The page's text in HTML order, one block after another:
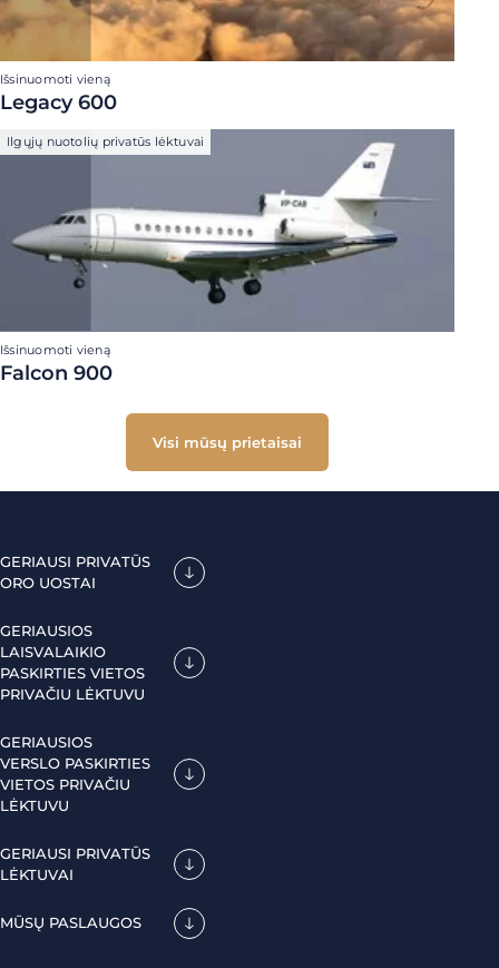
Išsinuomoti vieną
Legacy 600
Ilgųjų nuotolių privatūs lėktuvai
Išsinuomoti vieną
Falcon 900
Visi mūsų prietaisai
GERIAUSI PRIVATŪS
ORO UOSTAI
GERIAUSIOS
LAISVALAIKIO
PASKIRTIES VIETOS
PRIVAČIU LĖKTUVU
GERIAUSIOS
VERSLO PASKIRTIES
VIETOS PRIVAČIU
LĖKTUVU
GERIAUSI PRIVATŪS
LĖKTUVAI
MŪSŲ PASLAUGOS